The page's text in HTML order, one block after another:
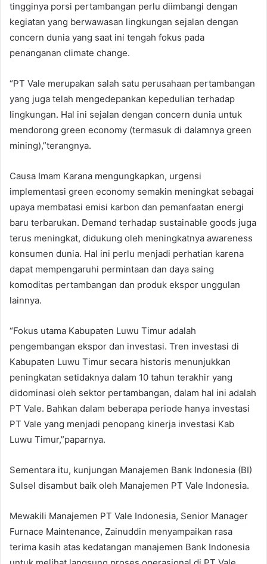
tingginya porsi pertambangan perlu diimbangi dengan
kegiatan yang berwawasan lingkungan sejalan dengan
concern dunia yang saat ini tengah fokus pada
penanganan climate change.
“PT Vale merupakan salah satu perusahaan pertambangan
yang juga telah mengedepankan kepedulian terhadap
lingkungan. Hal ini sejalan dengan concern dunia untuk
mendorong green economy (termasuk di dalamnya green
mining),”terangnya.
Causa Imam Karana mengungkapkan, urgensi
implementasi green economy semakin meningkat sebagai
upaya membatasi emisi karbon dan pemanfaatan energi
baru terbarukan. Demand terhadap sustainable goods juga
terus meningkat, didukung oleh meningkatnya awareness
konsumen dunia. Hal ini perlu menjadi perhatian karena
dapat mempengaruhi permintaan dan daya saing
komoditas pertambangan dan produk ekspor unggulan
lainnya.
“Fokus utama Kabupaten Luwu Timur adalah
pengembangan ekspor dan investasi. Tren investasi di
Kabupaten Luwu Timur secara historis menunjukkan
peningkatan setidaknya dalam 10 tahun terakhir yang
didominasi oleh sektor pertambangan, dalam hal ini adalah
PT Vale. Bahkan dalam beberapa periode hanya investasi
PT Vale yang menjadi penopang kinerja investasi Kab
Luwu Timur,”paparnya.
Sementara itu, kunjungan Manajemen Bank Indonesia (BI)
Sulsel disambut baik oleh Manajemen PT Vale Indonesia.
Mewakili Manajemen PT Vale Indonesia, Senior Manager
Furnace Maintenance, Zainuddin menyampaikan rasa
terima kasih atas kedatangan manajemen Bank Indonesia